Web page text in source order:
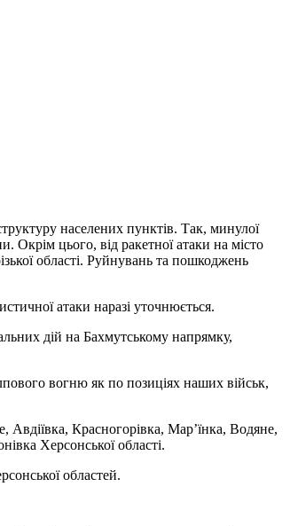
населених пунктів. Так, минулої
Окрім цього, від ракетної атаки на місто
області. Руйнувань та пошкоджень
атаки наразі уточнюється.
дій на Бахмутському напрямку,
вогню як по позиціях наших військ,
Авдіївка, Красногорівка, Мар’їнка, Водяне,
Херсонської області.
областей.